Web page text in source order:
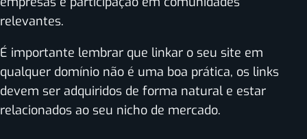
relevantes.
É importante lembrar que linkar o seu site em
qualquer domínio não é uma boa prática, os links
devem ser adquiridos de forma natural e estar
relacionados ao seu nicho de mercado.